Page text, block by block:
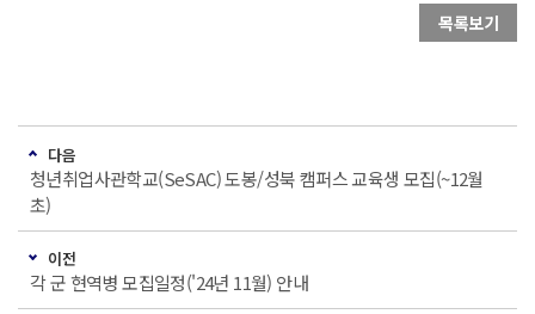
목록보기
다음
청년취업사관학교(SeSAC) 도봉/성북 캠퍼스 교육생 모집(~12월
초)
이전
각 군 현역병 모집일정('24년 11월) 안내